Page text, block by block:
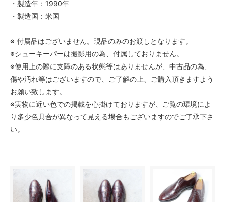
・製造年：1990年
・製造国：米国
※ 付属品はございません。現品のみのお渡しとなります。
※シューキーパーは撮影用の為、付属しておりません。
※使用上の際に支障のある状態等はありませんが、中古品の為、
傷や汚れ等はございますので、ご了解の上、ご購入頂きますよう
お願い致します。
※実物に近い色での掲載を心掛けておりますが、ご覧の環境によ
り多少色具合が異なって見える場合もございますのでご了承下さ
い。